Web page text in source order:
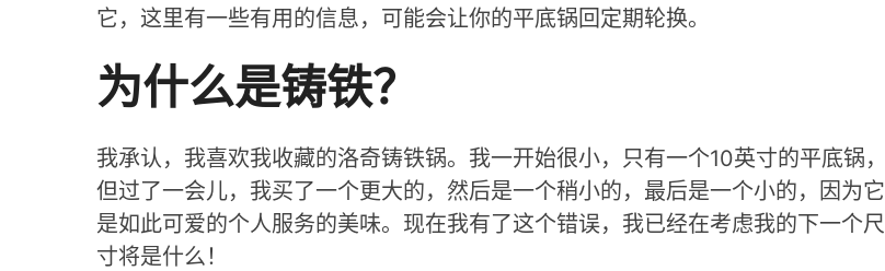
它，这里有一些有用的信息，可能会让你的平底锅回定期轮换。
为什么是铸铁？
我承认，我喜欢我收藏的洛奇铸铁锅。我一开始很小，只有一个10英寸的平底锅，
但过了一会儿，我买了一个更大的，然后是一个稍小的，最后是一个小的，因为它
是如此可爱的个人服务的美味。现在我有了这个错误，我已经在考虑我的下一个尺
寸将是什么！